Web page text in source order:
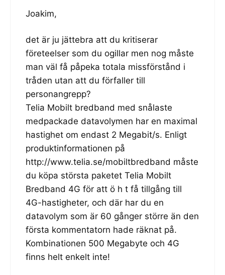
Joakim,
det är ju jättebra att du kritiserar
företeelser som du ogillar men nog måste
man väl få påpeka totala missförstånd i
tråden utan att du förfaller till
personangrepp?
Telia Mobilt bredband med snålaste
medpackade datavolymen har en maximal
hastighet om endast 2 Megabit/s. Enligt
produktinformationen på
http://www.telia.se/mobiltbredband måste
du köpa största paketet Telia Mobilt
Bredband 4G för att ö h t få tillgång till
4G-hastigheter, och där har du en
datavolym som är 60 gånger större än den
första kommentatorn hade räknat på.
Kombinationen 500 Megabyte och 4G
finns helt enkelt inte!